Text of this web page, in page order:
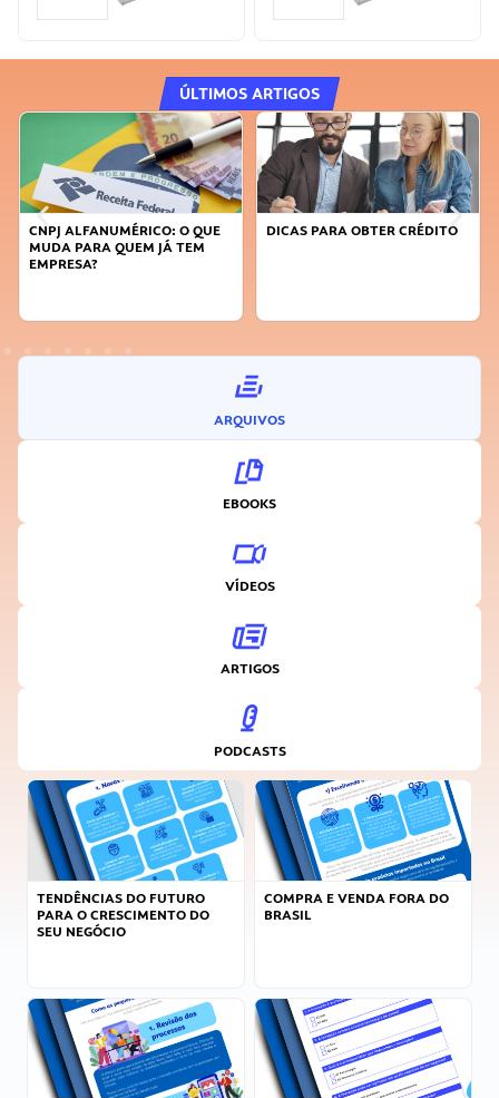
ÚLTIMOS ARTIGOS
CNPJ ALFANUMÉRICO: O QUE
MUDA PARA QUEM JÁ TEM
EMPRESA?
DICAS PARA OBTER CRÉDITO
ARQUIVOS
EBOOKS
VÍDEOS
ARTIGOS
PODCASTS
TENDÊNCIAS DO FUTURO
PARA O CRESCIMENTO DO
SEU NEGÓCIO
COMPRA E VENDA FORA DO
BRASIL